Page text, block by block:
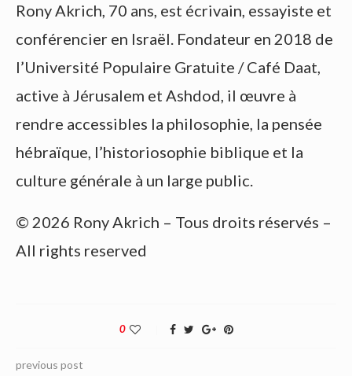
Rony Akrich, 70 ans, est écrivain, essayiste et
conférencier en Israël. Fondateur en 2018 de
l’Université Populaire Gratuite / Café Daat,
active à Jérusalem et Ashdod, il œuvre à
rendre accessibles la philosophie, la pensée
hébraïque, l’historiosophie biblique et la
culture générale à un large public.
© 2026 Rony Akrich – Tous droits réservés –
All rights reserved
0
previous post